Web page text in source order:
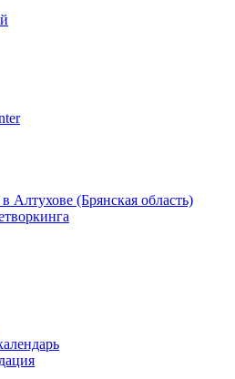
Алтухове (Брянская область)